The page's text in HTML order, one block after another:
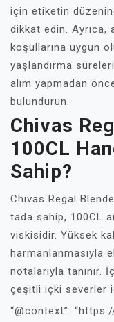
için etiketin
dikkat edin. Ayrıca,
koşullarına uygun
yaşlandırma
alım yapmadan
bulundurun.
Chivas
100CL
Sahip?
Chivas Regal
tada sahip, 100CL
viskisidir. Yüksek
harmanlanmasıyla
notalarıyla tanınır.
çeşitli içki severler
“@context”: